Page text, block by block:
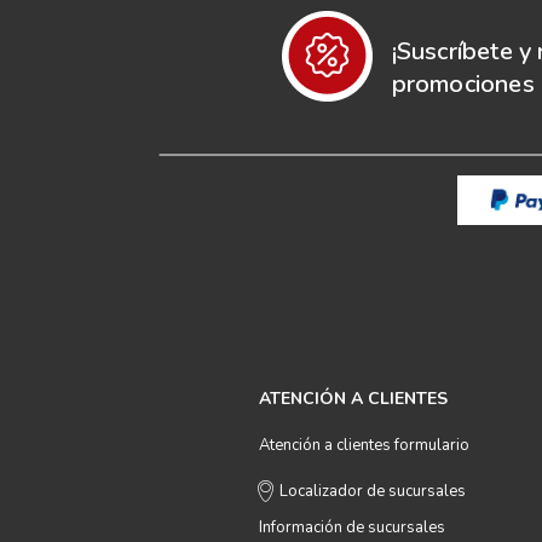
¡Suscríbete y
promociones
ATENCIÓN A CLIENTES
Atención a clientes formulario
Localizador de sucursales
Información de sucursales